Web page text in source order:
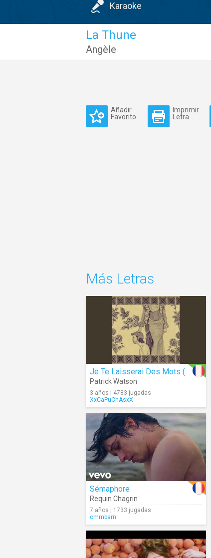
Karaoke
La Thune
Angèle
Añadir
Favorito
Imprimir
Letra
Más Letras
Je Te Laisserai Des Mots (Audio)
Patrick Watson
3 años | 4783 jugadas
XxCaPuChAsxX
Sémaphore
Requin Chagrin
7 años | 1733 jugadas
cmmbarn